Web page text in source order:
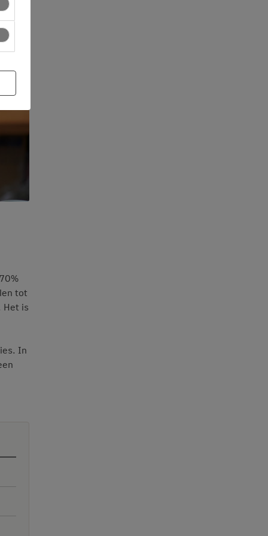
tot
Het is
In